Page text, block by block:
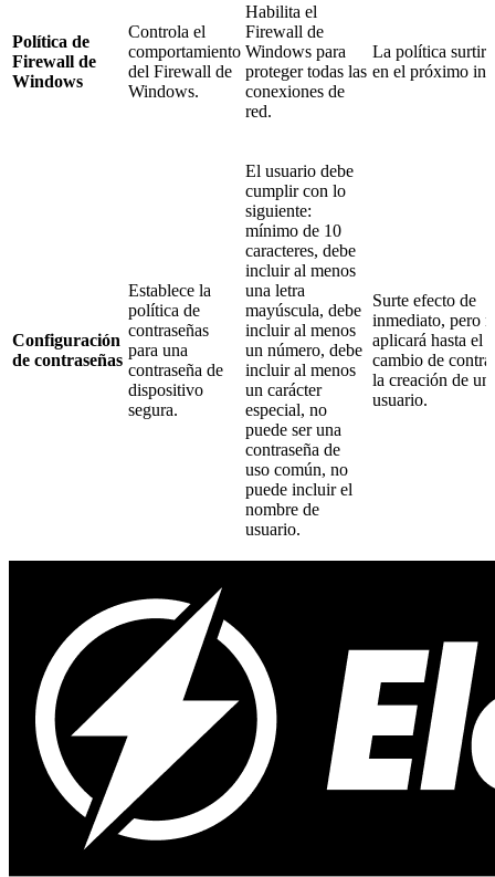
Política de
Firewall de
Windows
Controla el
comportamiento
del Firewall de
Windows.
Habilita el
Firewall de
Windows para
proteger todas las
conexiones de
red.
La política
en el próximo
Configuración
de contraseñas
Establece la
política de
contraseñas
para una
contraseña de
dispositivo
segura.
El usuario debe
cumplir con lo
siguiente:
mínimo de 10
caracteres, debe
incluir al menos
una letra
mayúscula, debe
incluir al menos
un número, debe
incluir al menos
un carácter
especial, no
puede ser una
contraseña de
uso común, no
puede incluir el
nombre de
usuario.
Surte efecto de
inmediato, pero
aplicará hasta el
cambio de
la creación de
usuario.